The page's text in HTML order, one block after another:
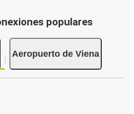
populares
Aeropuerto de Viena